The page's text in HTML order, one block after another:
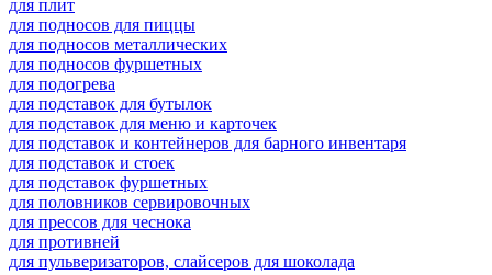
для плит
для подносов для пиццы
для подносов металлических
для подносов фуршетных
для подогрева
для подставок для бутылок
для подставок для меню и карточек
для подставок и контейнеров для барного инвентаря
для подставок и стоек
для подставок фуршетных
для половников сервировочных
для прессов для чеснока
для противней
для пульверизаторов, слайсеров для шоколада